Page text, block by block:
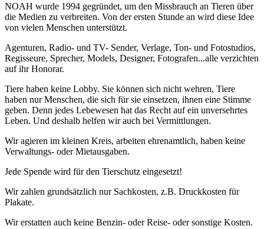
NOAH wurde 1994 gegründet, um den Missbrauch an Tieren über
die Medien zu verbreiten. Von der ersten Stunde an wird diese Idee
von vielen Menschen unterstützt.
Agenturen, Radio- und TV- Sender, Verlage, Ton- und Fotostudios,
Regisseure, Sprecher, Models, Designer, Fotografen...alle verzichten
auf ihr Honorar.
Tiere haben keine Lobby. Sie können sich nicht wehren, Tiere
haben nur Menschen, die sich für sie einsetzen, ihnen eine Stimme
geben. Denn jedes Lebewesen hat das Recht auf ein unversehrtes
Leben. Und deshalb helfen wir auch bei Vermittlungen.
Wir agieren im kleinen Kreis, arbeiten ehrenamtlich, haben keine
Verwaltungs- oder Mietausgaben.
Jede Spende wird für den Tierschutz eingesetzt!
Wir zahlen grundsätzlich nur Sachkosten, z.B. Druckkosten für
Plakate.
Wir erstatten auch keine Benzin- oder Reise- oder sonstige Kosten.